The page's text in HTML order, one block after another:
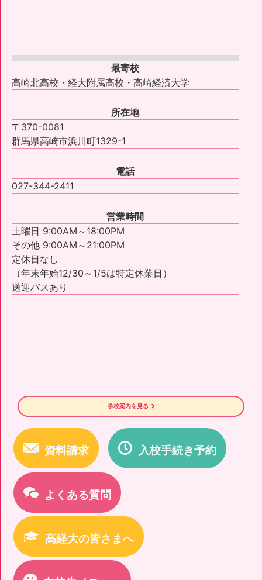
最寄校
高崎北高校・経大附属高校・高崎経済大学
所在地
〒370-0081
群馬県高崎市浜川町1329-1
電話
027-344-2411
営業時間
土曜日 9:00AM～18:00PM
その他 9:00AM～21:00PM
定休日なし
（年末年始12/30～1/5は特定休業日）
送迎バスあり
学校案内を見る
資料請求 入校手続き予約
よくある質問
高経大の皆さまへ